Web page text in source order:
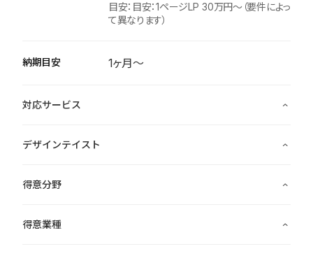
目安：目安：1ページLP 30万円〜（要件によっ
て異なります）
納期目安 1ヶ月〜
対応サービス
企画
コンテンツライティング
デザインテイスト
クール
得意分野
得意業種